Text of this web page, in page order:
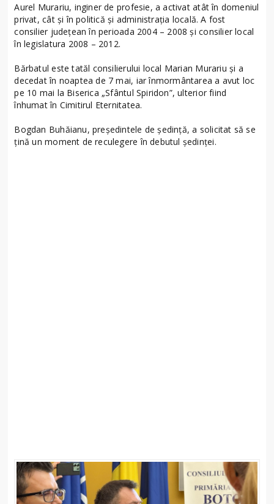
Aurel Murariu, inginer de profesie, a activat atât în domeniul
privat, cât și în politică și administrația locală. A fost
consilier județean în perioada 2004 – 2008 și consilier local
în legislatura 2008 – 2012.
Bărbatul este tatăl consilierului local Marian Murariu și a
decedat în noaptea de 7 mai, iar înmormântarea a avut loc
pe 10 mai la Biserica „Sfântul Spiridon”, ulterior fiind
înhumat în Cimitirul Eternitatea.
Bogdan Buhăianu, președintele de ședință, a solicitat să se
țină un moment de reculegere în debutul ședinței.